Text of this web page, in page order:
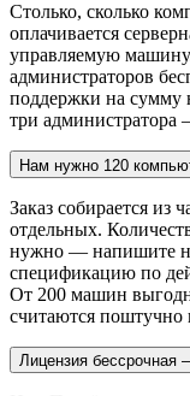
Столько, сколько
оплачивается
управляемую
администраторов
поддержки на сумму
три администратора
Нам нужно 120
Заказ собирается из
отдельных.
нужно — напишите
спецификацию по
От 200 машин
считаются поштучно
Лицензия бессрочная